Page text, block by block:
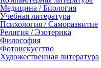
Медицина / Биология
Учебная литература
Психология / Саморазвитие
Религия / Эзотерика
Философия
Фотоискусство
Художественная литература